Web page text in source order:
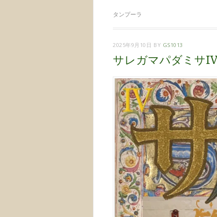
タンプーラ
2025年9月10日 BY GS1013
サレガマパダミサ